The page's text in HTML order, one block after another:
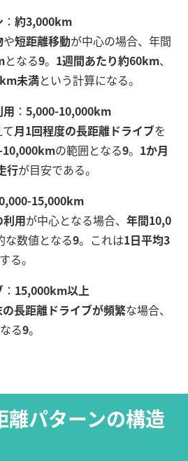
： 約3,000km
や短距離移動が中心の場合、年間
となる9。 1週間あたり約60km、
未満という計算になる。
用 ： 5,000-10,000km
月1回程度の長距離ドライブを
10,000kmの範囲となる9。 1か月
行が目安である。
15,000km
用が中心となる場合、 年間10,0
な数値となる9。これは1日平均3
る。
： 15,000km以上
長距離ドライブが頻繁な場合、
る9。
離パターンの構造